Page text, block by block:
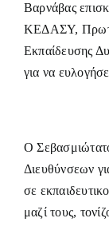
Βαρνάβας
ΚΕΔΑΣΥ,
Εκπαίδευσης
για να
Ο
Διευθύνσεων
σε
μαζί τους,